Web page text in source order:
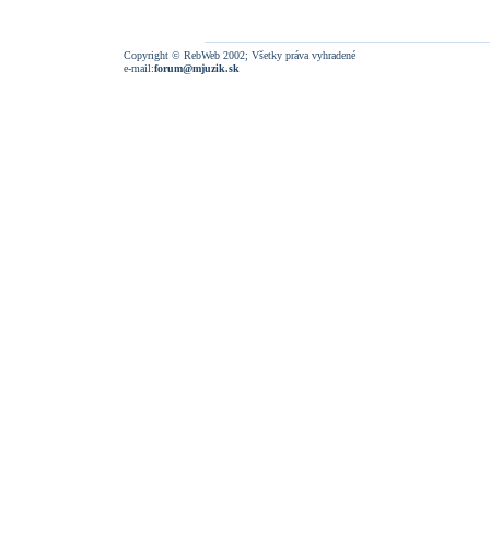
Copyright © RebWeb 2002; Všetky práva vyhradené
e-mail:forum@mjuzik.sk